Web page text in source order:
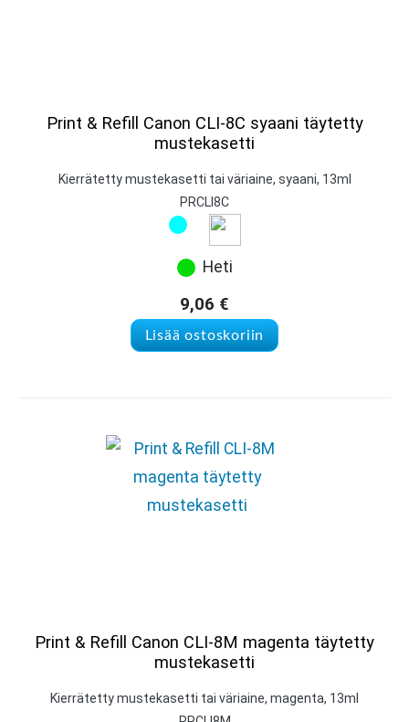
Print & Refill Canon CLI-8C syaani täytetty
mustekasetti
Kierrätetty mustekasetti tai väriaine, syaani, 13ml
PRCLI8C
Heti
9,06 €
Lisää ostoskoriin
Print & Refill Canon CLI-8M magenta täytetty
mustekasetti
Kierrätetty mustekasetti tai väriaine, magenta, 13ml